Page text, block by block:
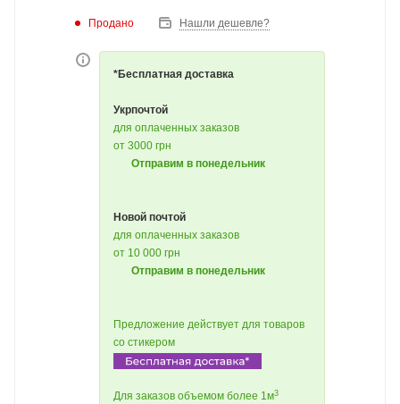
Продано Нашли дешевле?
*Бесплатная доставка
Укрпочтой
для оплаченных заказов
от 3000 грн
Отправим в понедельник
Новой почтой
для оплаченных заказов
от 10 000 грн
Отправим в понедельник
Предложение действует для товаров
со стикером
Для заказов объемом более 1м3